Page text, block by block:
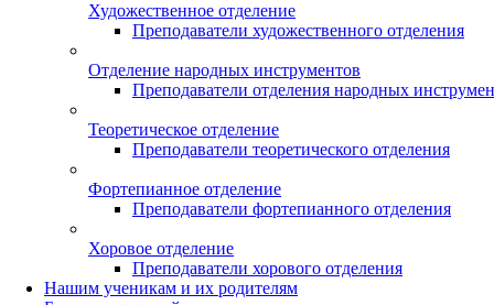
Художественное отделение
Преподаватели художественного отделения
Отделение народных инструментов
Преподаватели отделения народных
Теоретическое отделение
Преподаватели теоретического отделения
Фортепианное отделение
Преподаватели фортепианного отделения
Хоровое отделение
Преподаватели хорового отделения
Нашим ученикам и их родителям